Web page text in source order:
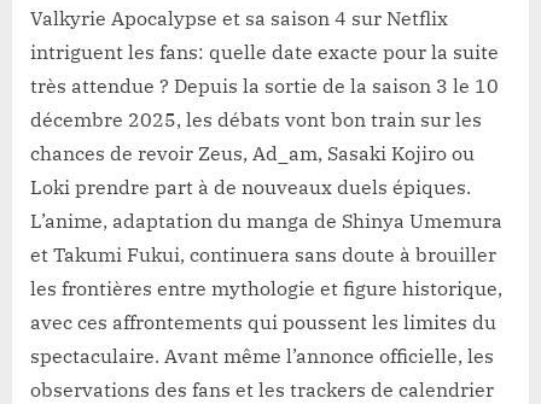
Valkyrie Apocalypse et sa saison 4 sur Netflix
intriguent les fans: quelle date exacte pour la suite
très attendue ? Depuis la sortie de la saison 3 le 10
décembre 2025, les débats vont bon train sur les
chances de revoir Zeus, Ad_am, Sasaki Kojiro ou
Loki prendre part à de nouveaux duels épiques.
L’anime, adaptation du manga de Shinya Umemura
et Takumi Fukui, continuera sans doute à brouiller
les frontières entre mythologie et figure historique,
avec ces affrontements qui poussent les limites du
spectaculaire. Avant même l’annonce officielle, les
observations des fans et les trackers de calendrier